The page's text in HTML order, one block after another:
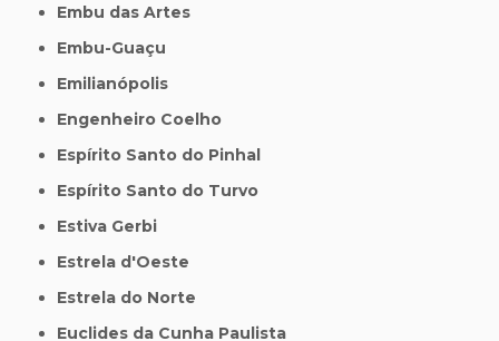
Embu das Artes
Embu-Guaçu
Emilianópolis
Engenheiro Coelho
Espírito Santo do Pinhal
Espírito Santo do Turvo
Estiva Gerbi
Estrela d'Oeste
Estrela do Norte
Euclides da Cunha Paulista